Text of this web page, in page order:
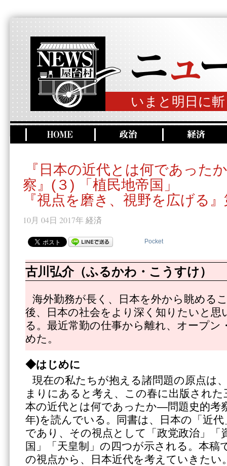
いまと明日に
『日本の近代とは何であった
察』(３) 「植民地帝国」
『視点を磨き、視野を広げる
10月 04日 2017年 経済
Pocket
古川弘介（ふるかわ・こうすけ）
海外勤務が長く、日本を外から眺める
後、日本の社会をより深く知りたいと思
る。最近常勤の仕事から離れ、オープン
めた。
◆はじめに
現在の私たちが抱える諸問題の原点は
まりにあると考え、この春に出版された
本の近代とは何であったか―問題史的考
年)を読んでいる。同書は、日本の「近
であり、その視点として「政党政治」「
国」「天皇制」の四つが示される。本稿
の視点から、日本近代を考えていきたい